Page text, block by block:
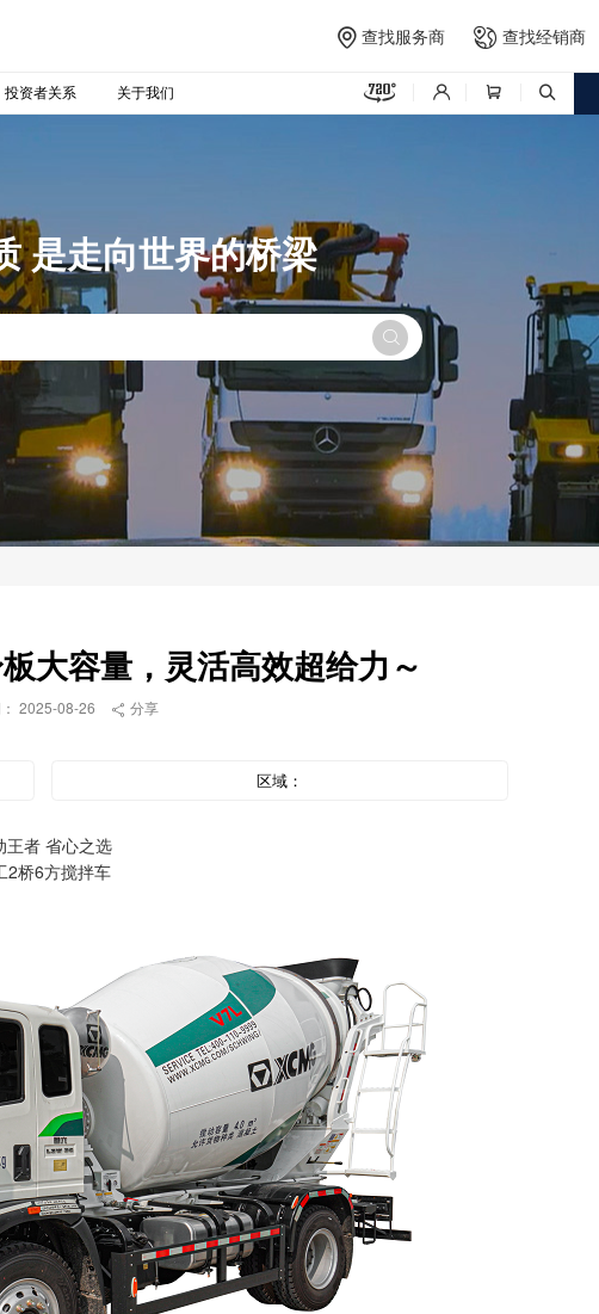
 查找服务商  查找经销商
投资者关系 关于我们    
是走向世界的桥梁

大容量，灵活高效超给力～
2025-08-26  分享
区域：
王者 省心之选
2桥6方搅拌车